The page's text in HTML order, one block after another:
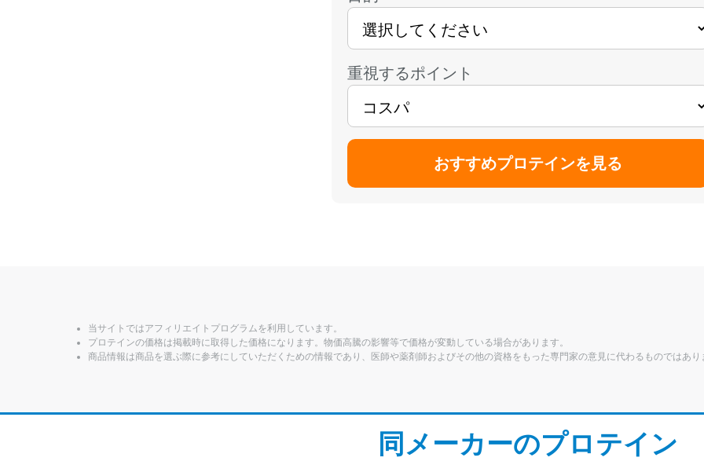
重視するポイント
おすすめプロテインを見る
当サイトではアフィリエイトプログラムを利用しています。
プロテインの価格は掲載時に取得した価格になります。物価高騰の影響等で価格が変動している場合があります。
商品情報は商品を選ぶ際に参考にしていただくための情報であり、医師や薬剤師およびその他の資格をもった専門家の意見に代わるものではあり
同メーカーのプロテイン